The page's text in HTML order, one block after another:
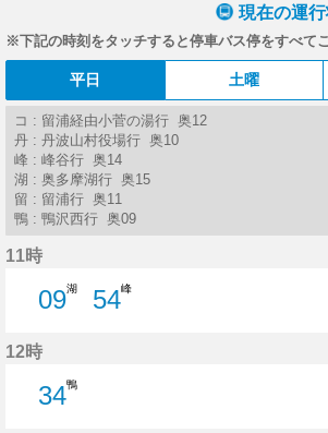
現在の運
※下記の時刻をタッチすると停車バス停をすべて
平日 土曜
コ : 留浦経由小菅の湯行 奥12
丹 : 丹波山村役場行 奥10
峰 : 峰谷行 奥14
湖 : 奥多摩湖行 奥15
留 : 留浦行 奥11
鴨 : 鴨沢西行 奥09
11時
09湖
54峰
12時
34鴨